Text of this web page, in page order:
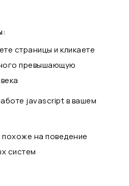
страницы и кликаете
превышающую
javascript в вашем
на поведение
систем